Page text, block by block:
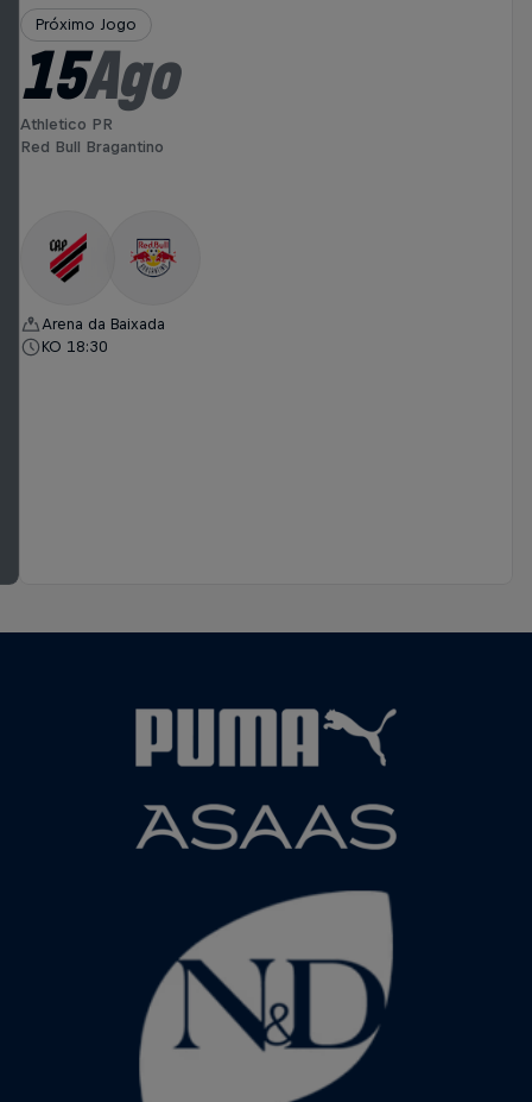
Próximo Jogo
15Ago
Athletico PR
Red Bull Bragantino
Arena da Baixada
KO 18:30